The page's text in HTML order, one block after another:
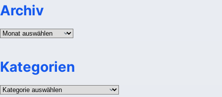
Archiv
Archiv
Kategorien
Kategorien